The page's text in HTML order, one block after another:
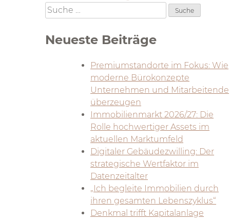
Suche
nach:
Neueste Beiträge
Premiumstandorte im Fokus: Wie
moderne Bürokonzepte
Unternehmen und Mitarbeitende
überzeugen
Immobilienmarkt 2026/27: Die
Rolle hochwertiger Assets im
aktuellen Marktumfeld
Digitaler Gebäudezwilling: Der
strategische Wertfaktor im
Datenzeitalter
„Ich begleite Immobilien durch
ihren gesamten Lebenszyklus“
Denkmal trifft Kapitalanlage